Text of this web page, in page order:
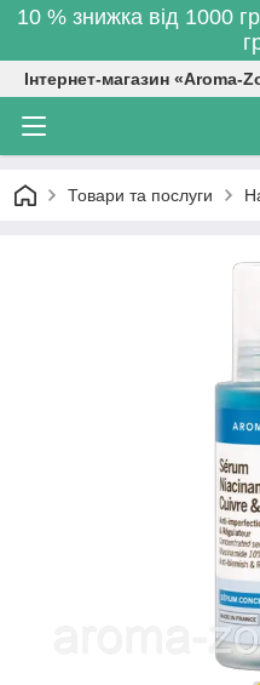
10 % знижка від 1000
Інтернет-магазин «Aroma-
Товари та послуги